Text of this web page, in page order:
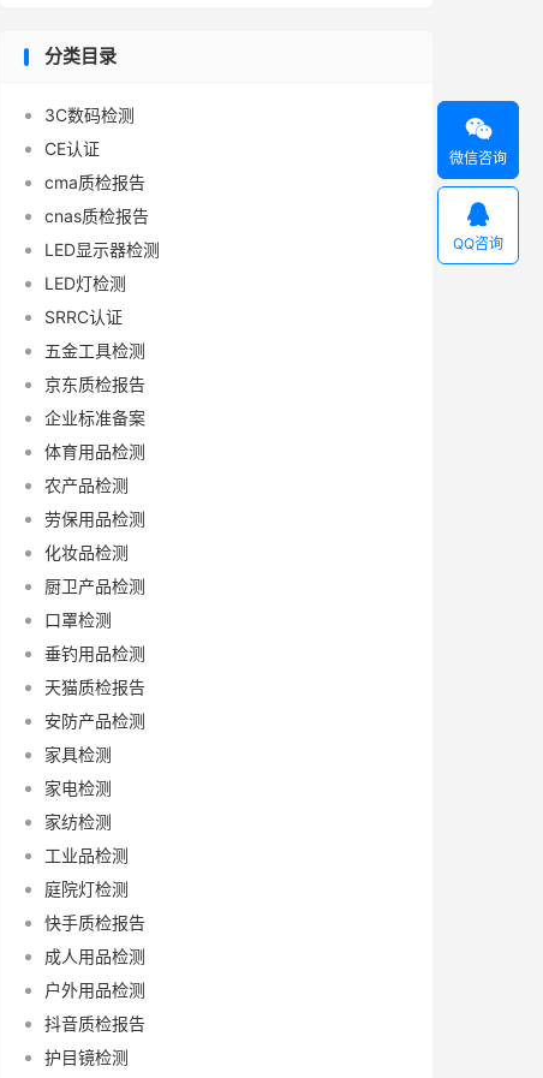
分类目录
3C数码检测
CE认证
cma质检报告
cnas质检报告
LED显示器检测
LED灯检测
SRRC认证
五金工具检测
京东质检报告
企业标准备案
体育用品检测
农产品检测
劳保用品检测
化妆品检测
厨卫产品检测
口罩检测
垂钓用品检测
天猫质检报告
安防产品检测
家具检测
家电检测
家纺检测
工业品检测
庭院灯检测
快手质检报告
成人用品检测
户外用品检测
抖音质检报告
护目镜检测

微信咨询

QQ咨询